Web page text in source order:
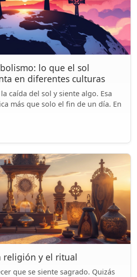
lo que el sol
en diferentes culturas
caída del sol y siente algo. Esa
más que solo el fin de un día. En
religión y el ritual
que se siente sagrado. Quizás